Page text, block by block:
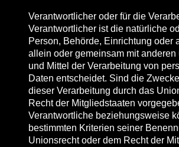
Verantwortlicher oder für die
Verantwortlicher ist die natürliche
Person, Behörde, Einrichtung oder
allein oder gemeinsam mit
und Mittel der Verarbeitung von
Daten entscheidet. Sind die
dieser Verarbeitung durch das
Recht der Mitgliedstaaten
Verantwortliche beziehungsweise
bestimmten Kriterien seiner
Unionsrecht oder dem Recht der